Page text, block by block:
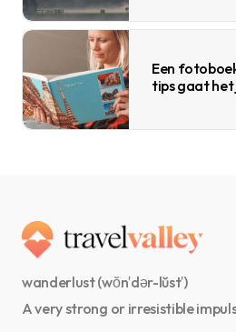
Een
tips gaat het
wanderlust (wŏn′dər-lŭst′)
A very strong or irresistible